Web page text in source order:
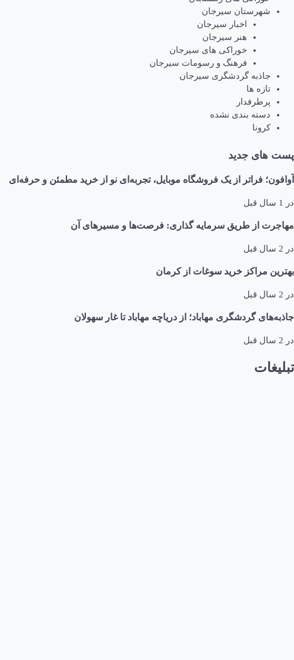
شهرستان سیرجان
اخبار سیرجان
هنر سیرجان
خوراکی های سیرجان
فرهنگ و رسومات سیرجان
جاذبه گردشگری سیرجان
تازه ها
پرطرفدار
دسته بندی نشده
کرونا
پست های جدید
آوافون؛ فراتر از یک فروشگاه موبایل، تجربه‌ای نو از خرید مطمئن و حرفه‌ای
در 1 سال قبل
مهاجرت از طریق سرمایه گذاری: فرصت‌ها و مسیرهای آن
در 2 سال قبل
بهترین مراکز خرید سوغات از کرمان
در 2 سال قبل
جاذبه‌های گردشگری مهاباد؛ از دریاچه مهاباد تا غار سهولان
در 2 سال قبل
تبلیغات